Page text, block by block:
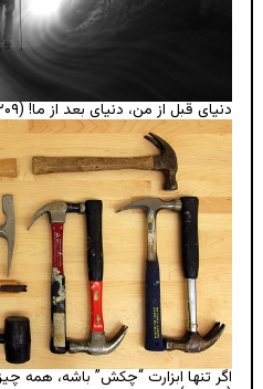
دنیای قبل از من، دنیای بعد از ما! (۱۳,۳۰۹)
اگر تنها ابزارت “چکش” باشه، همه